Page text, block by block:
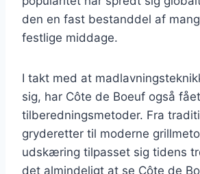
den en fast bestanddel af
festlige middage.
I takt med at
sig, har Côte de Boeuf også
tilberedningsmetoder. Fra
gryderetter til moderne
udskæring tilpasset sig tidens
det almindeligt at se Côte de